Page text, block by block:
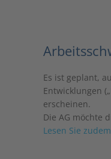
Es ist geplant,
Entwicklungen
erscheinen.
Die AG möchte
Lesen Sie